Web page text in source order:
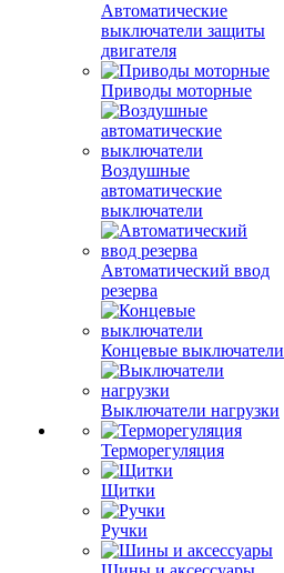
Автоматические
выключатели защиты
двигателя
Приводы моторные
Воздушные
автоматические
выключатели
Автоматический ввод
резерва
Концевые выключатели
Выключатели нагрузки
Терморегуляция
Щитки
Ручки